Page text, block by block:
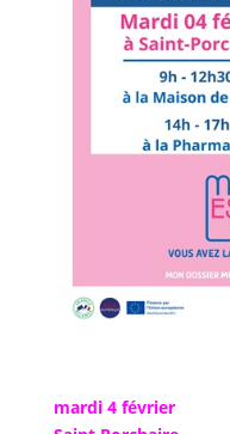
mardi 4 février